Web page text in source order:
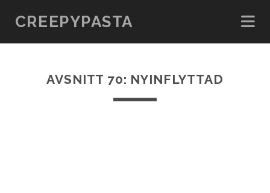
CREEPYPASTA
AVSNITT 70: NYINFLYTTAD